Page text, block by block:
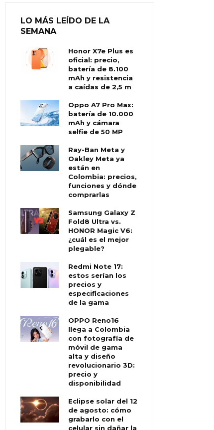
LO MÁS LEÍDO DE LA
SEMANA
Honor X7e Plus es
oficial: precio,
batería de 8.100
mAh y resistencia
a caídas de 2,5 m
Oppo A7 Pro Max:
batería de 10.000
mAh y cámara
selfie de 50 MP
Ray-Ban Meta y
Oakley Meta ya
están en
Colombia: precios,
funciones y dónde
comprarlas
Samsung Galaxy Z
Fold8 Ultra vs.
HONOR Magic V6:
¿cuál es el mejor
plegable?
Redmi Note 17:
estos serían los
precios y
especificaciones
de la gama
OPPO Reno16
llega a Colombia
con fotografía de
móvil de gama
alta y diseño
revolucionario 3D:
precio y
disponibilidad
Eclipse solar del 12
de agosto: cómo
grabarlo con el
celular sin dañar la